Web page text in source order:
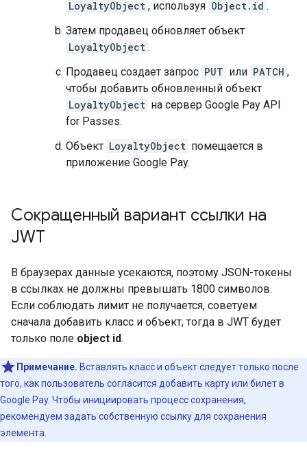
LoyaltyObject , используя Object.id .
Затем продавец обновляет объект
LoyaltyObject .
Продавец создает запрос PUT или PATCH ,
чтобы добавить обновленный объект
LoyaltyObject на сервер Google Pay API
for Passes.
Объект LoyaltyObject помещается в
приложение Google Pay.
Сокращенный вариант ссылки на
JWT
В браузерах данные усекаются, поэтому JSON-токены
в ссылках не должны превышать 1800 символов.
Если соблюдать лимит не получается, советуем
сначала добавить класс и объект, тогда в JWT будет
только поле object id.
Примечание. Вставлять класс и объект следует только после
того, как пользователь согласится добавить карту или билет в
Google Pay. Чтобы инициировать процесс сохранения,
рекомендуем задать собственную ссылку для сохранения
элемента.